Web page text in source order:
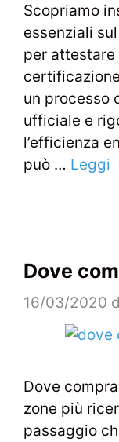
Scopriamo
essenziali
per attestare
un processo
ufficiale e
l’efficienza
può … Leggi
Dove
16/03/2020
Dove
zone più
passaggio